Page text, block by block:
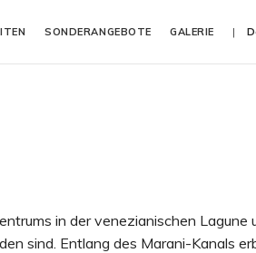
SONDERANGEBOTE GALERIE
in der venezianischen Lagune
sind. Entlang des Marani-Kanals